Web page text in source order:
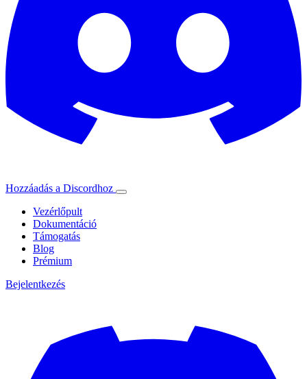
Hozzáadás a Discordhoz
Vezérlőpult
Dokumentáció
Támogatás
Blog
Prémium
Bejelentkezés